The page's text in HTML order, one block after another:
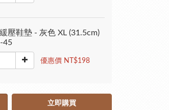
壓鞋墊 - 灰色 XL (31.5cm)
45
優惠價 NT$198
立即購買